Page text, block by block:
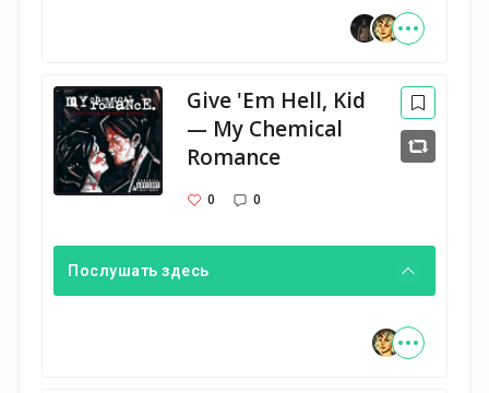
Give 'Em Hell, Kid
— My Chemical
Romance
0 0
Послушать здесь